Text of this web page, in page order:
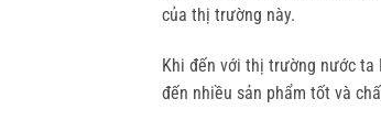
của thị trường này.
Khi đến với thị trường nước ta
đến nhiều sản phẩm tốt và